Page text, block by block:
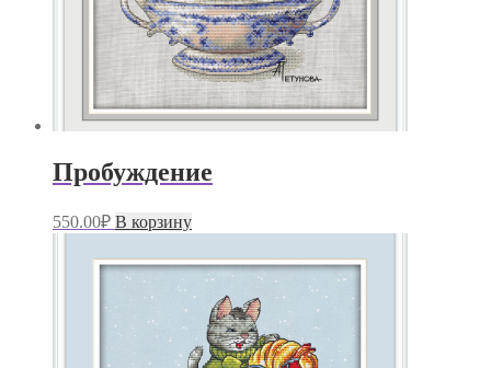
Пробуждение
550.00₽ В корзину